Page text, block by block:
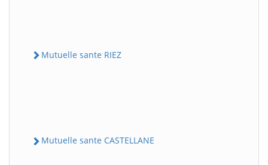
Mutuelle sante RIEZ
Mutuelle sante CASTELLANE